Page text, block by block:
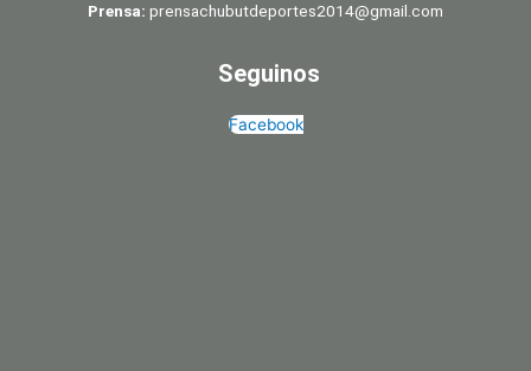
Prensa: prensachubutdeportes2014@gmail.com
Seguinos
Facebook